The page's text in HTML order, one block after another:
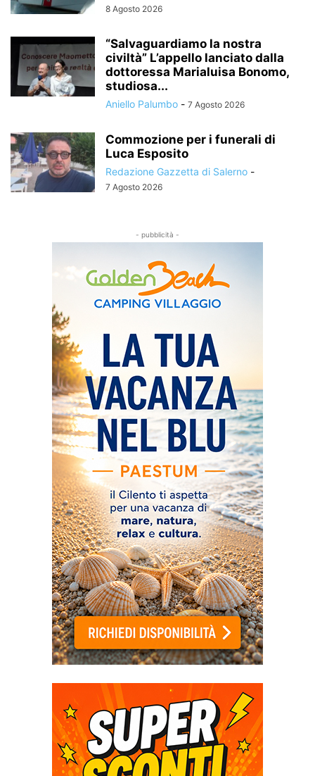
8 Agosto 2026
“Salvaguardiamo la nostra
civiltà” L’appello lanciato dalla
dottoressa Marialuisa Bonomo,
studiosa...
Aniello Palumbo - 7 Agosto 2026
Commozione per i funerali di
Luca Esposito
Redazione Gazzetta di Salerno -
7 Agosto 2026
- pubblicità -